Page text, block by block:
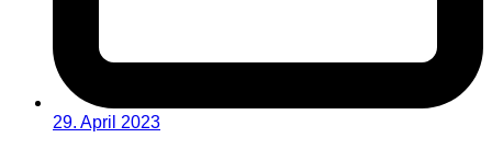
29. April 2023